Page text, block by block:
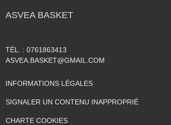
ASVEA BASKET
TÉL. : 0761863413
ASVEA.BASKET@GMAIL.COM
INFORMATIONS LÉGALES
SIGNALER UN CONTENU INAPPROPRIÉ
CHARTE COOKIES